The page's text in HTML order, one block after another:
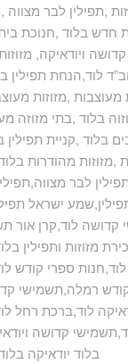
,תפילין לבר
חדש בלוד ,חנוכת
ויודאיקה,
מעוצבות ,מזוזות
בלוד ,בתי מזוזה
בלוד ,קניית תפילין
,מזוזות מהודרות
לבר
קדושה לוד,קרן אור
מזוזות ותפילין
לוד,חנות ספרי קודש
רמלה,תשמישי
לוד,ברכת רחל
קדושה
בלוד יודאיקה